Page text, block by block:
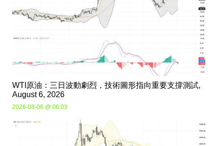
WTI原油：三日波動劇烈，技術圖形指向重要支撐測試,
August 6, 2026
2026-08-06 @ 06:03